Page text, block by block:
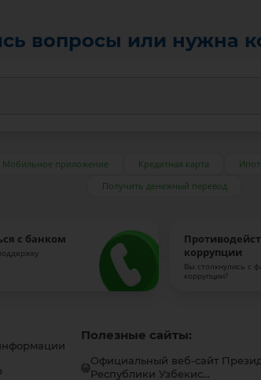
вопросы или нужна
Мобильное приложение Кредитная карта
Получить денежный перевод
с банком
коррупции
Вы столкнулись с
коррупции?
Полезные сайты:
Официальный веб-сайт
Республики Узбекис...